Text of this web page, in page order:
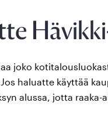
joko
haluatte käyttää
alussa, jotta